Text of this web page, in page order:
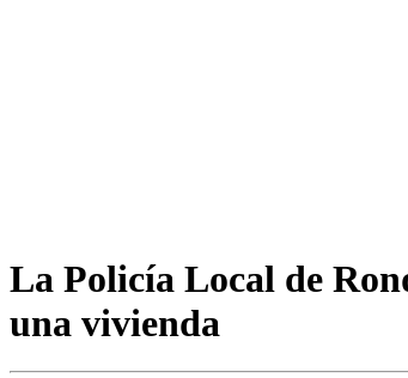
La Policía Local de
una vivienda